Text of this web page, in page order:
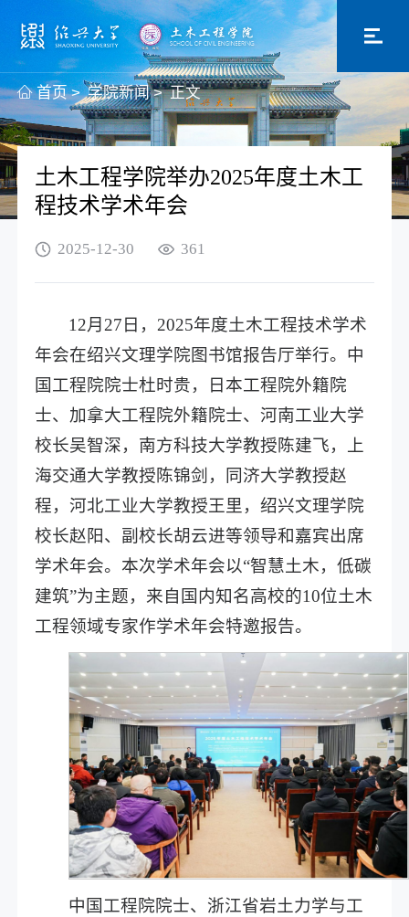
首页 > 学院新闻 > 正文
土木工程学院举办2025年度土木工
程技术学术年会
2025-12-30 361
12月27日，2025年度土木工程技术学术
年会在绍兴文理学院图书馆报告厅举行。中
国工程院院士杜时贵，日本工程院外籍院
士、加拿大工程院外籍院士、河南工业大学
校长吴智深，南方科技大学教授陈建飞，上
海交通大学教授陈锦剑，同济大学教授赵
程，河北工业大学教授王里，绍兴文理学院
校长赵阳、副校长胡云进等领导和嘉宾出席
学术年会。本次学术年会以“智慧土木，低碳
建筑”为主题，来自国内知名高校的10位土木
工程领域专家作学术年会特邀报告。
中国工程院院士、浙江省岩土力学与工